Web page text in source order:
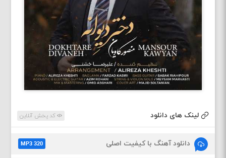
لینک های دانلود کد پخش آنلاین
دانلود آهنگ با کیفیت اصلی MP3 320